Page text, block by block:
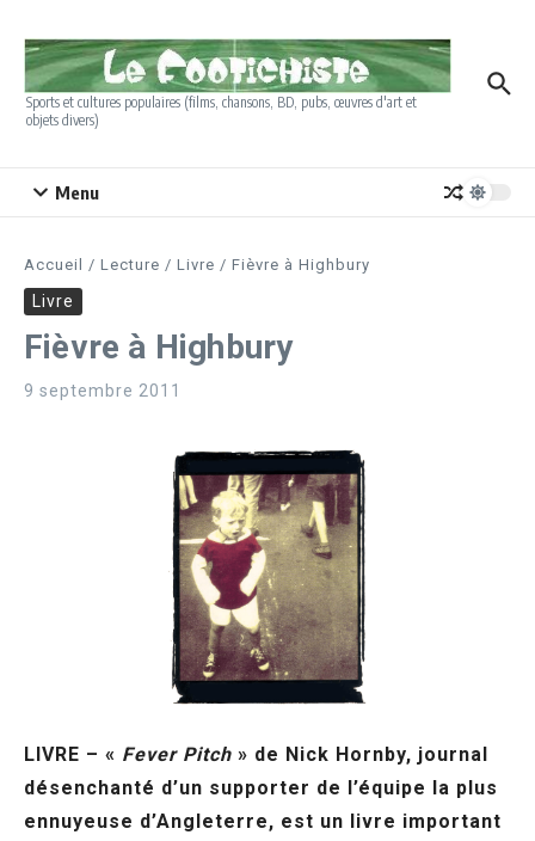
Sports et cultures populaires (films, chansons, BD, pubs, œuvres d'art et
objets divers)
Menu
Accueil / Lecture / Livre / Fièvre à Highbury
Livre
Fièvre à Highbury
9 septembre 2011
LIVRE – « Fever Pitch » de Nick Hornby, journal
désenchanté d’un supporter de l’équipe la plus
ennuyeuse d’Angleterre, est un livre important